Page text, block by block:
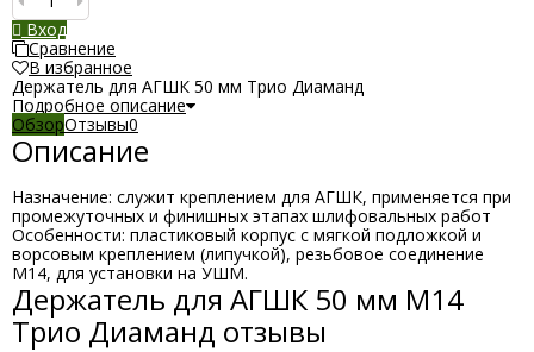
Вход
Сравнение
В избранное
Держатель для АГШК 50 мм Трио Диаманд
Подробное описание
ОбзорОтзывы0
Описание
Назначение: служит креплением для АГШК, применяется при
промежуточных и финишных этапах шлифовальных работ
Особенности: пластиковый корпус с мягкой подложкой и
ворсовым креплением (липучкой), резьбовое соединение
М14, для установки на УШМ.
Держатель для АГШК 50 мм М14
Трио Диаманд отзывы